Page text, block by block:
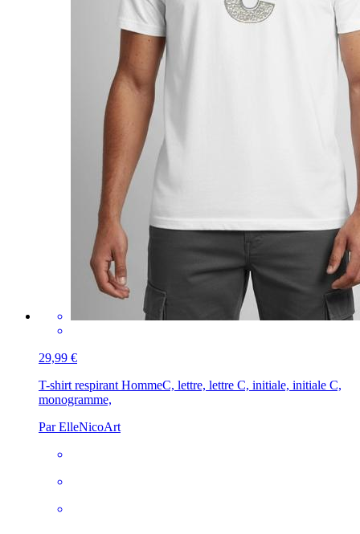
29,99 €
T-shirt respirant HommeC, lettre, lettre C, initiale, initiale C,
monogramme,
Par ElleNicoArt